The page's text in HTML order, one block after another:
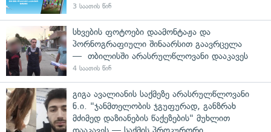
3 საათის წინ
სხვების ფოტოები დაამონტაჟა და
პორნოგრაფიული შინაარსით გაავრცელა
— თბილისში არასრულწლოვანი დააკავეს
4 საათის წინ
გიგა ავალიანის საქმეზე არასრულწლოვანი
ნ.ი. "ჯანმთელობის ჯგუფურად, განზრახ
მძიმედ დაზიანების წაქეზების" მუხლით